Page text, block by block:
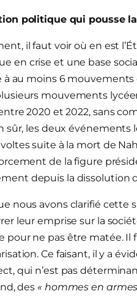
politique qui pousse
il faut voir où en est
en crise et une base
à au moins 6
mouvements
2020 et 2022, sans
sûr, les deux événements
suite à la mort de
de la figure
depuis la dissolution
nous avons clarifié cette
leur emprise sur la
pour ne pas être matée. Il
Ce faisant, il y a
qui n’est pas
des « hommes en